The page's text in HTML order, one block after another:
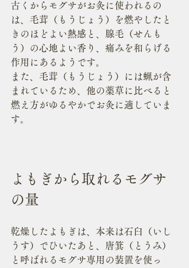
古くからモグサがお灸に使われるの
は、毛茸（もうじょう）を燃やしたと
きのほどよい熱感と、腺毛（せんも
う）の心地よい香り、痛みを和らげる
作用にあるようです。
また、毛茸（もうじょう）には蝋が含
まれているため、他の薬草に比べると
燃え方がゆるやかでお灸に適していま
す。
よもぎから取れるモグサ
の量
乾燥したよもぎは、本来は石臼（いし
うす）でひいたあと、唐箕（とうみ）
と呼ばれるモグサ専用の装置を使っ